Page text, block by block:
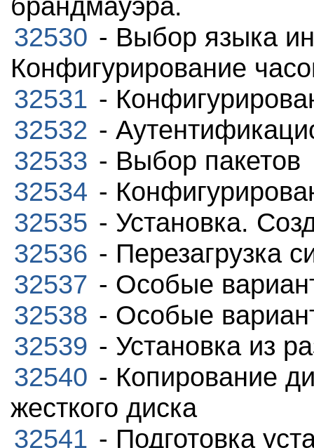
32530 - Выбор языка
Конфигурирование
32531 -
32532 -
32533 - Выбор пакетов
32534 -
32535 - Установка.
32536 - Перезагрузка
32537 - Особые
32538 - Особые
32539 - Установка из
32540 - Копирование
жесткого диска
32541 - Подготовка